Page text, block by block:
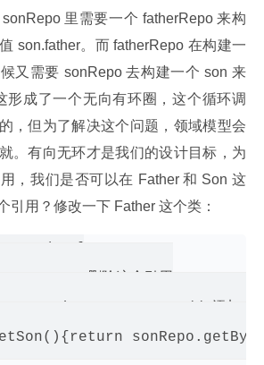
里需要一个 fatherRepo 来构
son.father。而 fatherRepo 在构建一
又需要 sonRepo 去构建一个 son 来
形成了一个无向有环圈，这个循环调
，但为了解决这个问题，领域模型会
。有向无环才是我们的设计目标，为
，我们是否可以在 Father 和 Son 这
引用？修改一下 Father 这个类：